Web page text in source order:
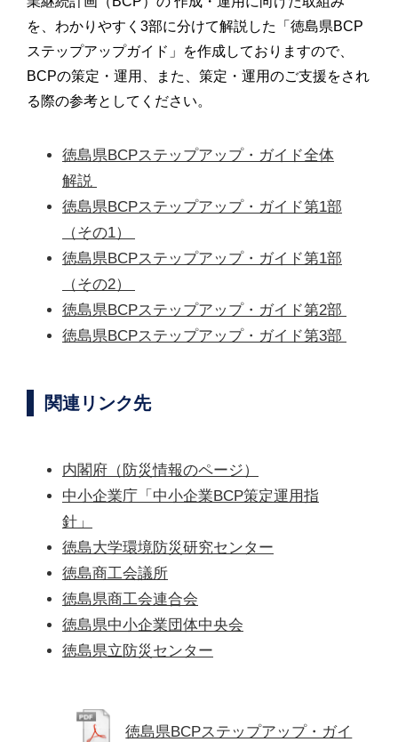
を、わかりやすく3部に分けて解説した「徳島県BCP
ステップアップガイド」を作成しておりますので、
BCPの策定・運用、また、策定・運用のご支援をされ
る際の参考としてください。
徳島県BCPステップアップ・ガイド全体
解説
徳島県BCPステップアップ・ガイド第1部
（その1）
徳島県BCPステップアップ・ガイド第1部
（その2）
関連リンク先
内閣府（防災情報のページ）
中小企業庁「中小企業BCP策定運用指
針」
徳島大学環境防災研究センター
徳島商工会議所
徳島県商工会連合会
徳島県中小企業団体中央会
徳島県立防災センター
徳島県BCPステップアップ・ガイ